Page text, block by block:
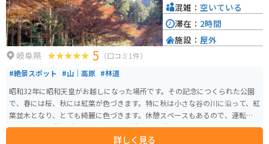
岐阜県 5 （口コミ1件）
#絶景スポット #山｜高原 #林道
昭和32年に昭和天皇がお越しになった場所です。その記念につくられた公園
で、春には桜、秋には紅葉が色づきます。特に秋は小さな谷の川に沿って、紅
葉並木となり、とても綺麗に色づきます。休憩スペースもあるので、運転に
疲れた時の休憩場所として静かで落ち着ける場所です。
詳しく見る
混雑： 空いている
滞在： 2時間
施設： 屋外